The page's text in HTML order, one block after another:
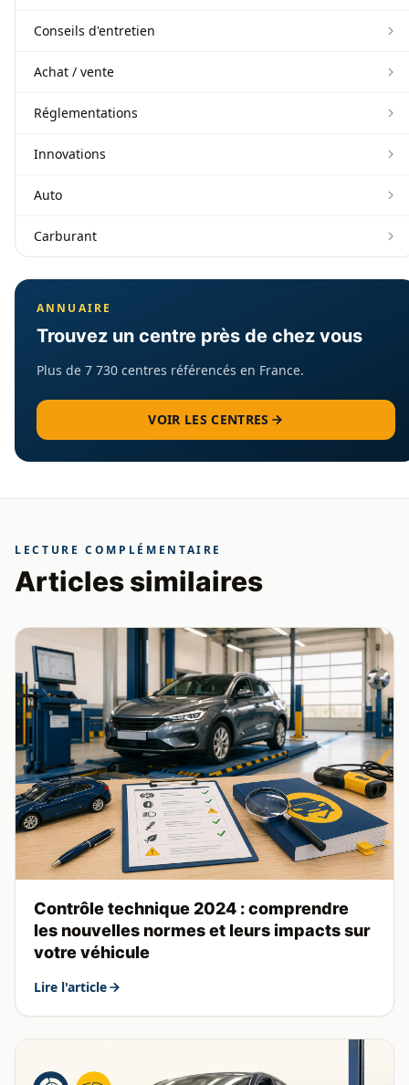
Conseils d'entretien
Achat / vente
Réglementations
Innovations
Auto
Carburant
ANNUAIRE
Trouvez un centre près de chez vous
Plus de 7 730 centres référencés en France.
VOIR LES CENTRES
LECTURE COMPLÉMENTAIRE
Articles similaires
Contrôle technique 2024 : comprendre
les nouvelles normes et leurs impacts sur
votre véhicule
Lire l'article